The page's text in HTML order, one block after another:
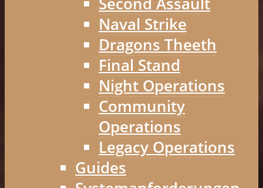
Naval Strike
Dragons Theeth
Final Stand
Night Operations
Community
Operations
Legacy Operations
Guides